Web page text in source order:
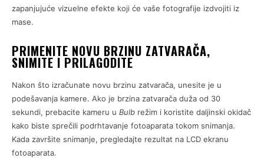
zapanjujuće vizuelne efekte koji će vaše fotografije izdvojiti iz
mase.
PRIMENITE NOVU BRZINU ZATVARAČA,
SNIMITE I PRILAGODITE
Nakon što izračunate novu brzinu zatvarača, unesite je u
podešavanja kamere. Ako je brzina zatvarača duža od 30
sekundi, prebacite kameru u Bulb režim i koristite daljinski okidač
kako biste sprečili podrhtavanje fotoaparata tokom snimanja.
Kada završite snimanje, pregledajte rezultat na LCD ekranu
fotoaparata.